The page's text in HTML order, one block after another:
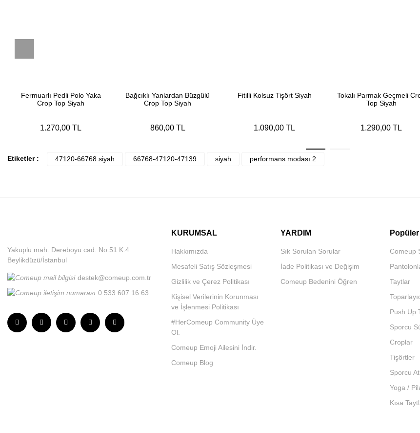
Fermuarlı Pedli Polo Yaka
Crop Top Siyah
1.270,00 TL
Bağcıklı Yanlardan Büzgülü
Crop Top Siyah
860,00 TL
Fitilli Kolsuz Tişört Siyah
1.090,00 TL
Tokalı Parmak Geçmeli
Top Siyah
1.290,00 TL
Etiketler : 47120-66768 siyah 66768-47120-47139 siyah performans modası 2
Yakuplu mah. Dereboyu cad. No:51 K:4
Beylikdüzü/İstanbul
destek@comeup.com.tr
0 533 607 16 63
KURUMSAL
Hakkımızda
Mesafeli Satış Sözleşmesi
Gizlilik ve Çerez Politikası
Kişisel Verilerinin Korunması
ve İşlenmesi Politikası
#HerComeup Community Üye
Ol.
Comeup Emoji Ailesini İndir.
Comeup Blog
YARDIM
Sık Sorulan Sorular
İade Politikası ve Değişim
Comeup Bedenini Öğren
Comeup
Taytlar
Push Up
Sporcu
Croplar
Tişörtler
Sporcu
Yoga /
Kısa